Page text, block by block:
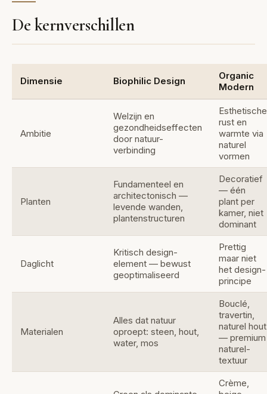
De kernverschillen
Dimensie Biophilic Design
Organic
Modern
Ambitie
Welzijn en
gezondheidseffecten
door natuur-
verbinding
Esthetische
rust en
warmte via
naturel
vormen
Planten
Fundamenteel en
architectonisch —
levende wanden,
plantenstructuren
Decoratief
— één
plant per
kamer, niet
dominant
Daglicht
Kritisch design-
element — bewust
geoptimaliseerd
Prettig
maar niet
het design-
principe
Materialen
Alles dat natuur
oproept: steen, hout,
water, mos
Bouclé,
travertin,
naturel hout
— premium
naturel-
textuur
Crème,